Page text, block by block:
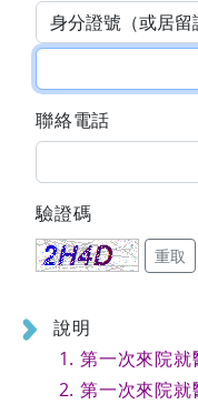
聯絡電話
驗證碼
重取
說明
第一次來院就
第一次來院